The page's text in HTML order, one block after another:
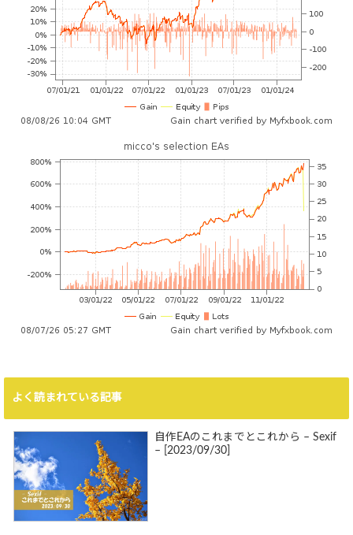
よく読まれている記事
自作EAのこれまでとこれから – Sexif
– [2023/09/30]